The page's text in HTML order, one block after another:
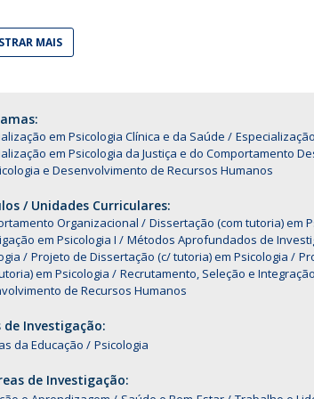
Associação de Antigos Alunos de Psicologia
MAIS
em Psicologia Clínica e da Saúde
em Psicologia da Justiça e do Comportamento
e Desenvolvimento de Recursos Humanos
/ Unidades Curriculares:
Organizacional Dissertação (com tutoria) em
em Psicologia I
Métodos Aprofundados de
Projeto de Dissertação (c/ tutoria) em Psicologia
em Psicologia
Recrutamento, Seleção e
de Recursos Humanos
de Investigação:
da Educação Psicologia
de Investigação: